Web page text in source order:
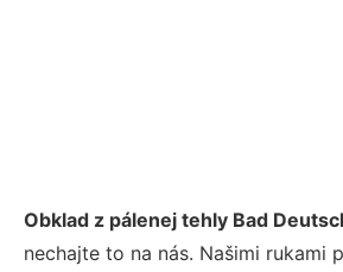
Obklad z pálenej tehly Bad
nechajte to na nás. Našimi rukami